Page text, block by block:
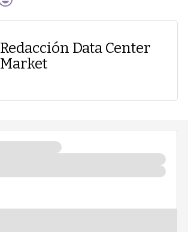
Redacción Data Center
Market